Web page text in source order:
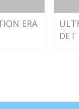
ERA
DET